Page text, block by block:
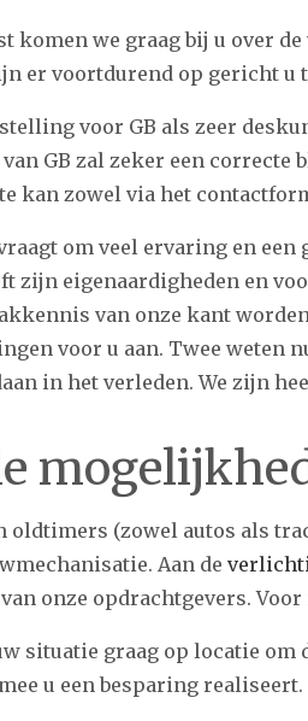
komen we graag bij u over
er voortdurend op gericht u
voor GB als zeer
GB zal zeker een correcte
kan zowel via het
om veel ervaring en
zijn eigenaardigheden en
van onze kant
voor u aan. Twee weten
in het verleden. We zijn
oldtimers (zowel autos als
Aan de
onze opdrachtgevers.
situatie graag op locatie
u een besparing